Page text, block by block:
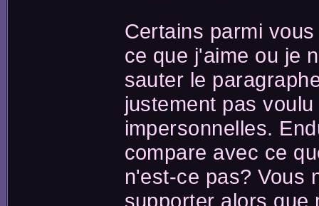
Certains parmi
ce que j'aime ou je
sauter le
justement pas
impersonnelles.
compare avec ce
n'est-ce pas? Vous
supporter alors que